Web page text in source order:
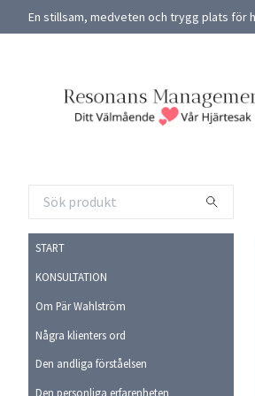
En stillsam, medveten och trygg plats för
START
KONSULTATION
Om Pär Wahlström
Några klienters ord
Den andliga förståelsen
Den personliga erfarenheten